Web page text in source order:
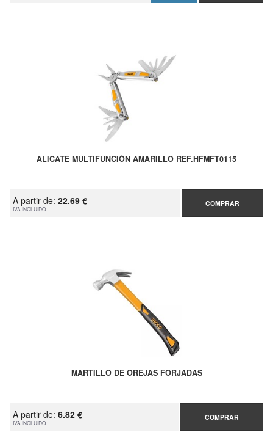
ALICATE MULTIFUNCIÓN AMARILLO REF.HFMFT0115
A partir de: 22.69 €
IVA INCLUIDO
COMPRAR
MARTILLO DE OREJAS FORJADAS
A partir de: 6.82 €
IVA INCLUIDO
COMPRAR